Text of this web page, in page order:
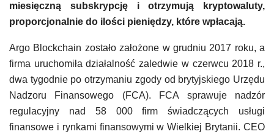
miesięczną subskrypcję i otrzymują kryptowaluty,
proporcjonalnie do ilości pieniędzy, które wpłacają.
Argo Blockchain zostało założone w grudniu 2017 roku, a
firma uruchomiła działalność zaledwie w czerwcu 2018 r.,
dwa tygodnie po otrzymaniu zgody od brytyjskiego Urzędu
Nadzoru Finansowego (FCA). FCA sprawuje nadzór
regulacyjny nad 58 000 firm świadczących usługi
finansowe i rynkami finansowymi w Wielkiej Brytanii. CEO